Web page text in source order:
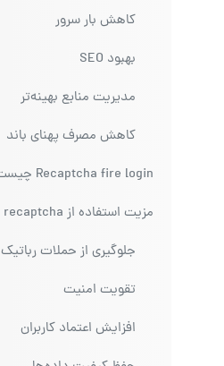
کاهش بار سرور
بهبود SEO
مدیریت منابع بهینه‌تر
کاهش مصرف پهنای باند
Recaptcha fire login چیست
مزیت استفاده از recaptcha
جلوگیری از حملات رباتیک
تقویت امنیت
افزایش اعتماد کاربران